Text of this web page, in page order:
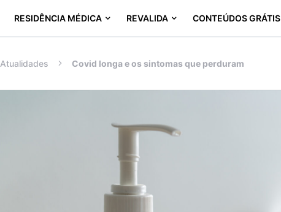
RESIDÊNCIA MÉDICA REVALIDA CONTEÚDOS GRÁTIS
Atualidades Covid longa e os sintomas que perduram